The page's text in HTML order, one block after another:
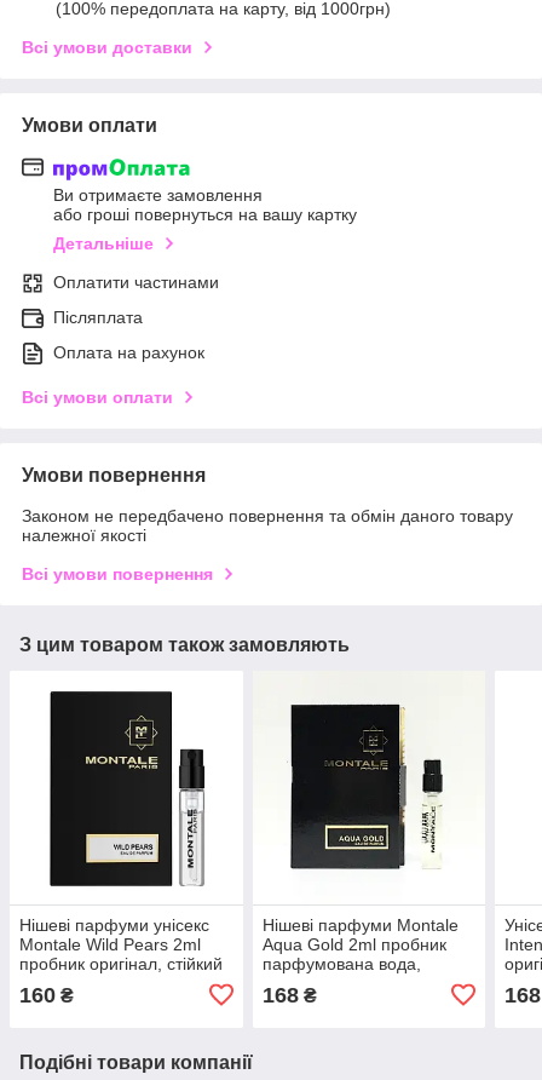
(100% передоплата на карту, від 1000грн)
Всі умови доставки
Умови оплати
Ви отримаєте замовлення
або гроші повернуться на вашу картку
Детальніше
Оплатити частинами
Післяплата
Оплата на рахунок
Всі умови оплати
Умови повернення
Законом не передбачено повернення та обмін даного товару
належної якості
Всі умови повернення
З цим товаром також замовляють
Нішеві парфуми унісекс
Montale Wild Pears 2ml
пробник оригінал, стійкий
160 ₴
Нішеві парфуми Montale
Aqua Gold 2ml пробник
парфумована вода,
мускусний аромат
168₴ 168
Подібні товари компанії